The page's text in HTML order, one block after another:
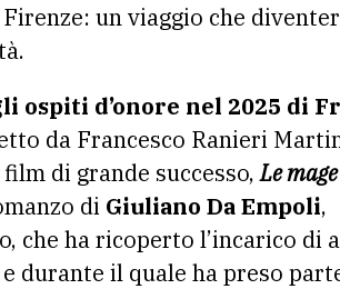
un viaggio che
ospiti d’onore nel 2025 di
da Francesco Ranieri
di grande successo,Le
di Giuliano Da Empoli,
che ha ricoperto l’incarico di
e durante il quale ha preso